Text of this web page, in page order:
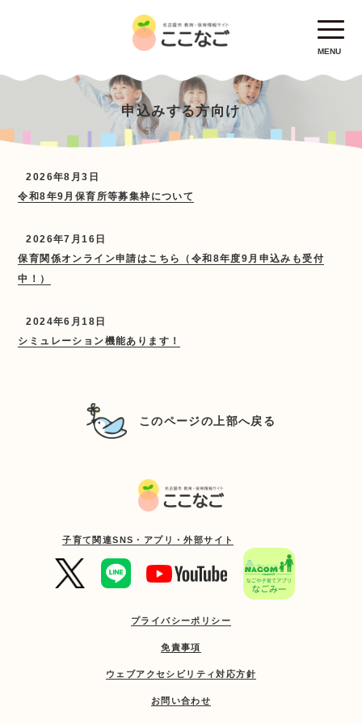
MENU
申込みする方向け
2026年8月3日
令和8年9月保育所等募集枠について
2026年7月16日
保育関係オンライン申請はこちら（令和8年度9月申込みも受付
中！）
2024年6月18日
シミュレーション機能あります！
このページの上部へ戻る
子育て関連SNS・アプリ・外部サイト
プライバシーポリシー
免責事項
ウェブアクセシビリティ対応方針
お問い合わせ